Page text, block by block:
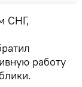
СНГ,
работу